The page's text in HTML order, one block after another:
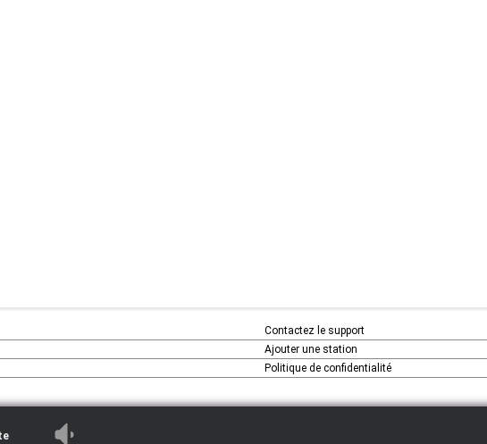
Contactez le support
Ajouter une station
Politique de confidentialité